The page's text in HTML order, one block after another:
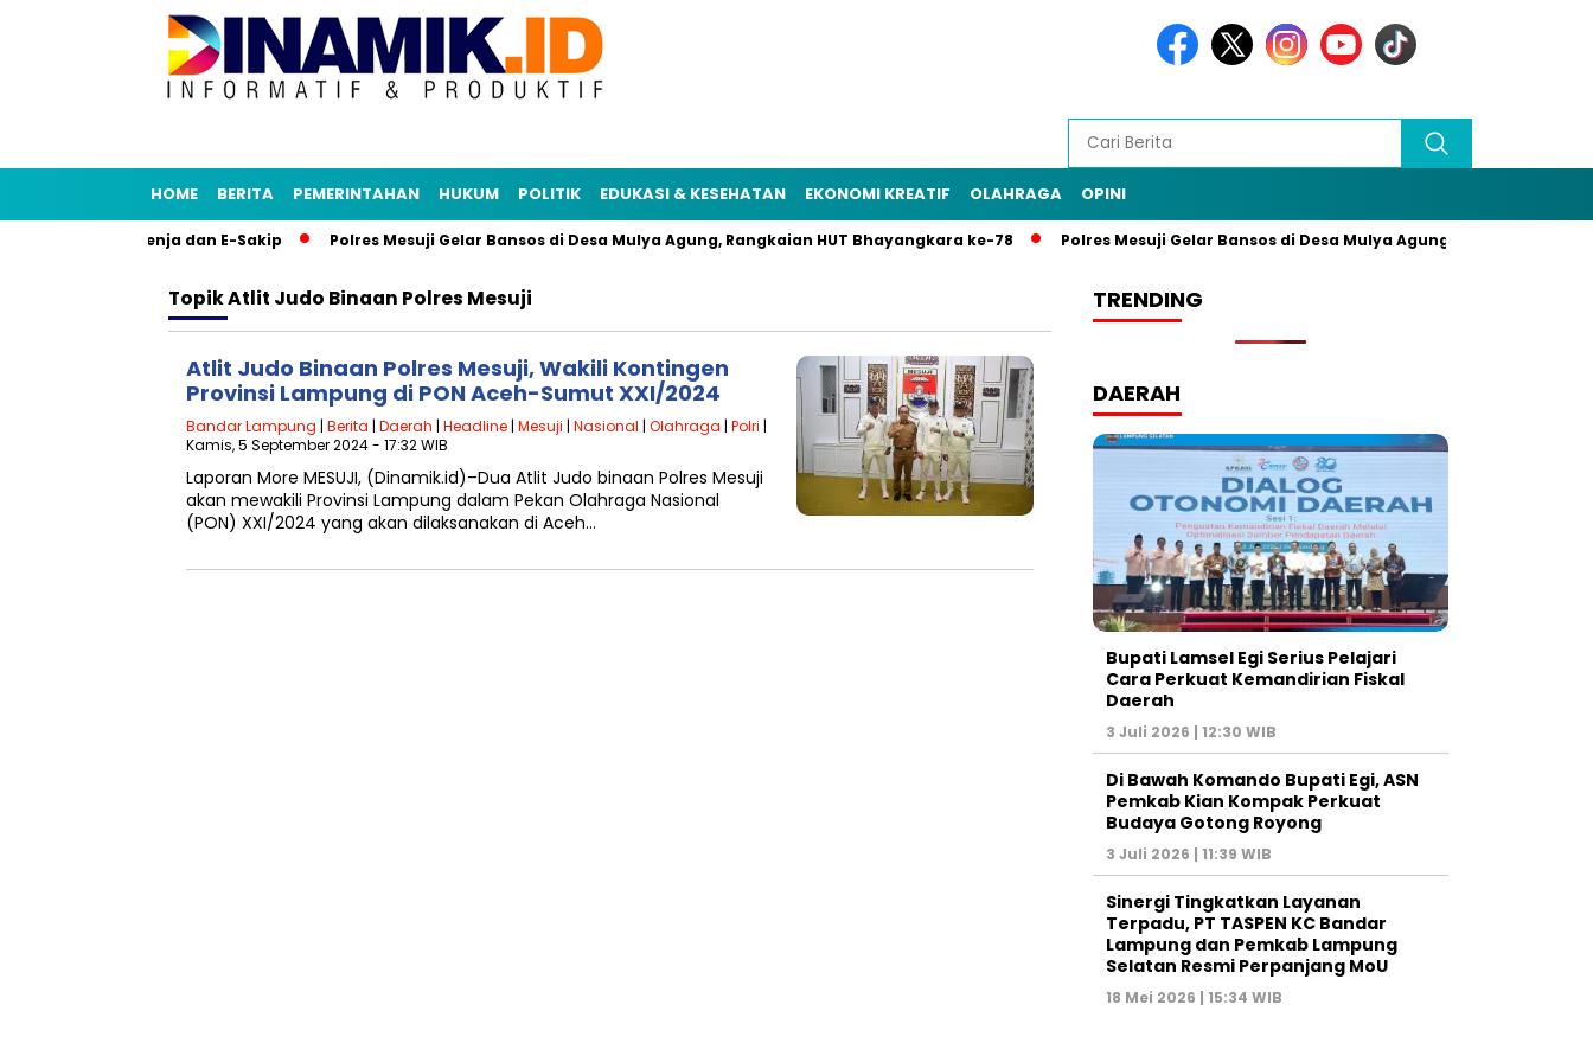
HOME BERITA PEMERINTAHAN HUKUM POLITIK EDUKASI & KESEHATAN EKONOMI KREATIF OLAHRAGA OPINI
Tiru Aplikasi Senja dan E-Sakip Polres Mesuji Gelar Bansos di Desa Mulya Agung, Rangkaian HUT Bhayangkara ke-78 Polres Mesuji Gelar Bansos di Desa Mulya Agung, Rangkaian HUT
TopikAtlit Judo Binaan Polres Mesuji
Atlit Judo Binaan Polres Mesuji, Wakili Kontingen
Provinsi Lampung di PON Aceh-Sumut XXI/2024
Bandar Lampung | Berita | Daerah | Headline | Mesuji | Nasional | Olahraga | Polri |
Kamis, 5 September 2024 - 17:32 WIB
Laporan More MESUJI, (Dinamik.id)–Dua Atlit Judo binaan Polres Mesuji
akan mewakili Provinsi Lampung dalam Pekan Olahraga Nasional
(PON) XXI/2024 yang akan dilaksanakan di Aceh…
TRENDING
DAERAH
Bupati Lamsel Egi Serius Pelajari
Cara Perkuat Kemandirian Fiskal
Daerah
3 Juli 2026 | 12:30 WIB
Di Bawah Komando Bupati Egi, ASN
Pemkab Kian Kompak Perkuat
Budaya Gotong Royong
3 Juli 2026 | 11:39 WIB
Sinergi Tingkatkan Layanan
Terpadu, PT TASPEN KC Bandar
Lampung dan Pemkab Lampung
Selatan Resmi Perpanjang MoU
18 Mei 2026 | 15:34 WIB